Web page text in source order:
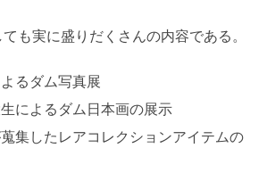
も実に盛りだくさんの内容である。
るダム写真展
によるダム日本画の展示
集したレアコレクションアイテムの